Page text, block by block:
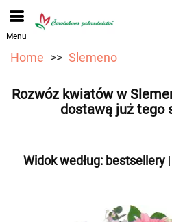
Przyjmujemy zamówienia za
sklepu internetowego.
to 17.08.2026 z
Menu
Home Slemeno
Rozwóz kwiatów w
dostawą już tego
Widok według: bestsellery |